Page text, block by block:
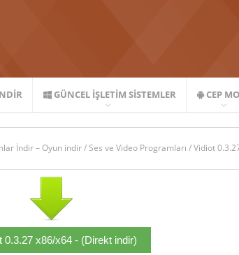
GÜNCEL İŞLETIM SISTEMLER CEP
İndir – Oyun indir/Ses ve Video Programları /Vidiot
0.3.27 x86/x64 - (Direkt indir)